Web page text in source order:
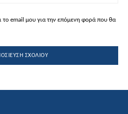
το email μου για την επόμενη φορά που θα